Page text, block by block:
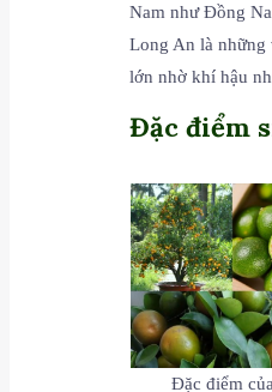
Nam như Đồng
Long An là những
lớn nhờ khí hậu
Đặc điểm
Đặc điểm